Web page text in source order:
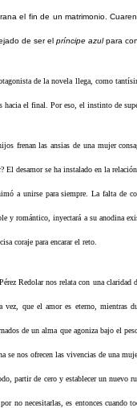
el fin de un matrimonio.
de ser el príncipe azulpara
de la novela llega, como
hacia el final. Por eso, el instinto de
frenan las ansias de una mujer
El desamor se ha instalado en la
a unirse para siempre. La falta de
y romántico, inyectará a su anodina
coraje para encarar el reto.
Redolar nos relata con una claridad
vez, que el amor es eterno, mientras
de un alma que agoniza bajo el
se nos ofrecen las vivencias de una
partir de cero y establecer un nuevo
por no necesitarlas, es entonces